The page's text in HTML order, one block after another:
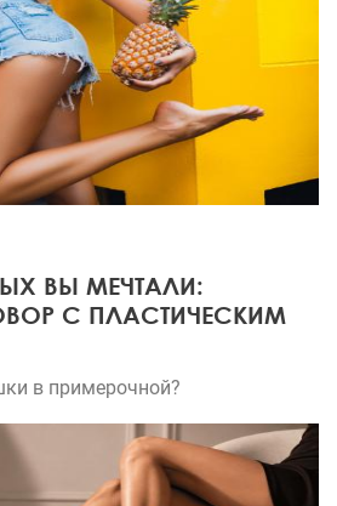
ВЫ МЕЧТАЛИ:
С ПЛАСТИЧЕСКИМ
в примерочной?